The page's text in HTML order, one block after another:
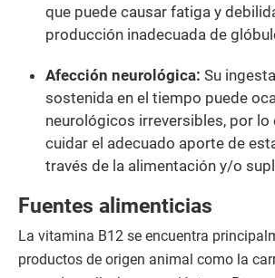
que puede causar fatiga y
producción inadecuada de
Afección neurológica: Su
sostenida en el tiempo puede
neurológicos irreversibles, por lo
cuidar el adecuado aporte de
través de la alimentación y/o
Fuentes alimenticias
La vitamina B12 se encuentra
productos de origen animal como la